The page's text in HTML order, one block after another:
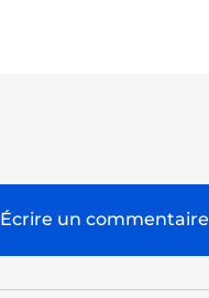
Écrire un commentaire